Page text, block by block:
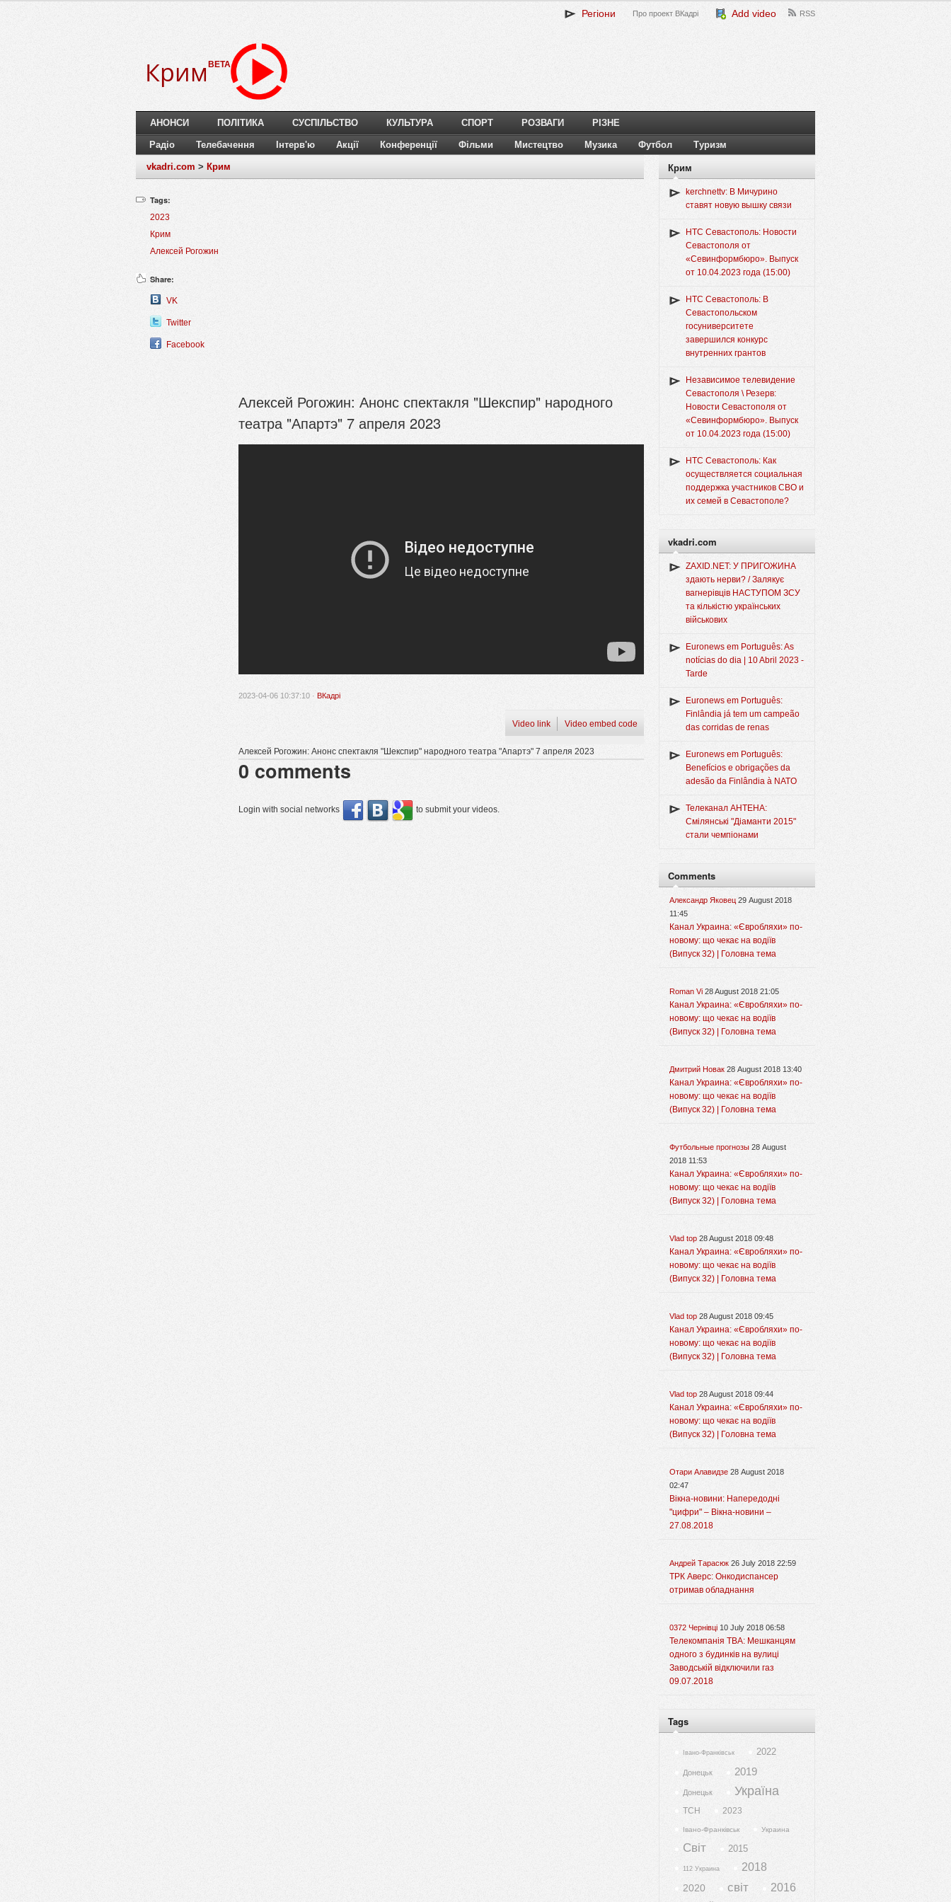
Регіони Про проект ВКадрі Add video RSS
Крим BETA
АНОНСИ ПОЛІТИКА СУСПІЛЬСТВО КУЛЬТУРА СПОРТ РОЗВАГИ РІЗНЕ
Радіо Телебачення Інтерв'ю Акції Конференції Фільми Мистецтво Музика Футбол Туризм
vkadri.com > Крим
Tags:
2023
Крим
Алексей Рогожин
Share:
VK
Twitter
Facebook
Алексей Рогожин: Анонс спектакля "Шекспир" народного
театра "Апартэ" 7 апреля 2023
2023-04-06 10:37:10 · ВКадрі
Video link Video embed code
Алексей Рогожин: Анонс спектакля "Шекспир" народного театра "Апартэ" 7 апреля 2023
0 comments
Login with social networks to submit your videos.
Крим
kerchnettv: В Мичурино
ставят новую вышку связи
НТС Севастополь: Новости
Севастополя от
«Севинформбюро». Выпуск
от 10.04.2023 года (15:00)
НТС Севастополь: В
Севастопольском
госуниверситете
завершился конкурс
внутренних грантов
Независимое телевидение
Севастополя \ Резерв:
Новости Севастополя от
«Севинформбюро». Выпуск
от 10.04.2023 года (15:00)
НТС Севастополь: Как
осуществляется социальная
поддержка участников СВО и
их семей в Севастополе?
vkadri.com
ZAXID.NET: У ПРИГОЖИНА
здають нерви? / Залякує
вагнерівців НАСТУПОМ ЗСУ
та кількістю українських
військових
Euronews em Português: As
notícias do dia | 10 Abril 2023 -
Tarde
Euronews em Português:
Finlândia já tem um campeão
das corridas de renas
Euronews em Português:
Benefícios e obrigações da
adesão da Finlândia à NATO
Телеканал АНТЕНА:
Смілянські "Діаманти 2015"
стали чемпіонами
Comments
Александр Яковец 29 August 2018
11:45
Канал Украина: «Євробляхи» по-
новому: що чекає на водіїв
(Випуск 32) | Головна тема
Roman Vi 28 August 2018 21:05
Канал Украина: «Євробляхи» по-
новому: що чекає на водіїв
(Випуск 32) | Головна тема
Дмитрий Новак 28 August 2018 13:40
Канал Украина: «Євробляхи» по-
новому: що чекає на водіїв
(Випуск 32) | Головна тема
Футбольные прогнозы 28 August
2018 11:53
Канал Украина: «Євробляхи» по-
новому: що чекає на водіїв
(Випуск 32) | Головна тема
Vlad top 28 August 2018 09:48
Канал Украина: «Євробляхи» по-
новому: що чекає на водіїв
(Випуск 32) | Головна тема
Vlad top 28 August 2018 09:45
Канал Украина: «Євробляхи» по-
новому: що чекає на водіїв
(Випуск 32) | Головна тема
Vlad top 28 August 2018 09:44
Канал Украина: «Євробляхи» по-
новому: що чекає на водіїв
(Випуск 32) | Головна тема
Отари Алавидзе 28 August 2018
02:47
Вікна-новини: Напередодні
"цифри" – Вікна-новини –
27.08.2018
Андрей Тарасюк 26 July 2018 22:59
ТРК Аверс: Онкодиспансер
отримав обладнання
0372 Чернівці 10 July 2018 06:58
Телекомпанія ТВА: Мешканцям
одного з будинків на вулиці
Заводській відключили газ
09.07.2018
Tags
Івано-Франківськ 2022
Донецьк 2019
Донецьк Україна
ТСН 2023
Івано-Франківськ Украина
Світ 2015
112 Украина 2018
2020 світ 2016